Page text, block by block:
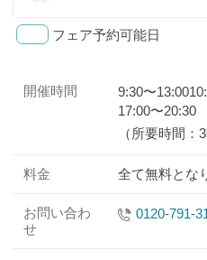
フェア予約可能日
開催時間 9:30〜13:00
17:00〜20:30
（所要時間：
料金 全て無料とな
お問い合わ
せ
0120-791-